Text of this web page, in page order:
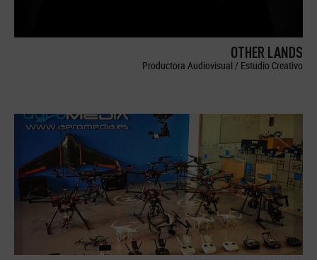
OTHER LANDS
Productora Audiovisual / Estudio Creativo